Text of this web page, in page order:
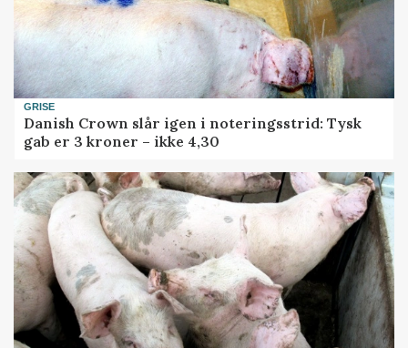
GRISE
Danish Crown slår igen i noteringsstrid: Tysk
gab er 3 kroner – ikke 4,30